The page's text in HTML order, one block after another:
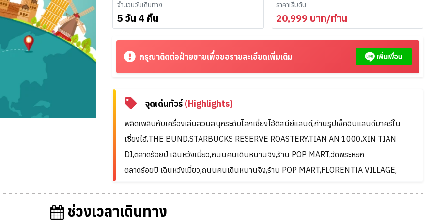
จำนวนวันเดินทาง
5 วัน 4 คืน
ราคาเริ่มต้น
20,999 บาท/ท่าน
กรุณาติดต่อฝ่ายขายเพื่อขอรายละเอียดเพิ่มเติม
จุดเด่นทัวร์(Highlights)
พลิดเพลินกับเครื่องเล่นสวนสนุกระดับโลกเซี่ยงไฮ้ดิสนีย์แลนด์,ถ่านรูปเช็คอินแลนด์มาคร์ใน
เซี่ยงไฮ้,THE BUND,STARBUCKS RESERVE ROASTERY,TIAN AN 1000,XIN TIAN
DI,ตลาดร้อยปี เฉินหวังเมี่ยว,ถนนคนเดินหนานจิง,ร้าน POP MART,วัดพระหยก
ตลาดร้อยปี เฉินหวังเมี่ยว,ถนนคนเดินหนานจิง,ร้าน POP MART,FLORENTIA VILLAGE,
ช่วงเวลาเดินทาง